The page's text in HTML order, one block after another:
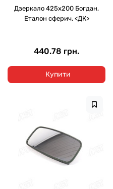
Дзеркало 425х200 Богдан,
Еталон сферич. <ДК>
440.78 грн.
Купити